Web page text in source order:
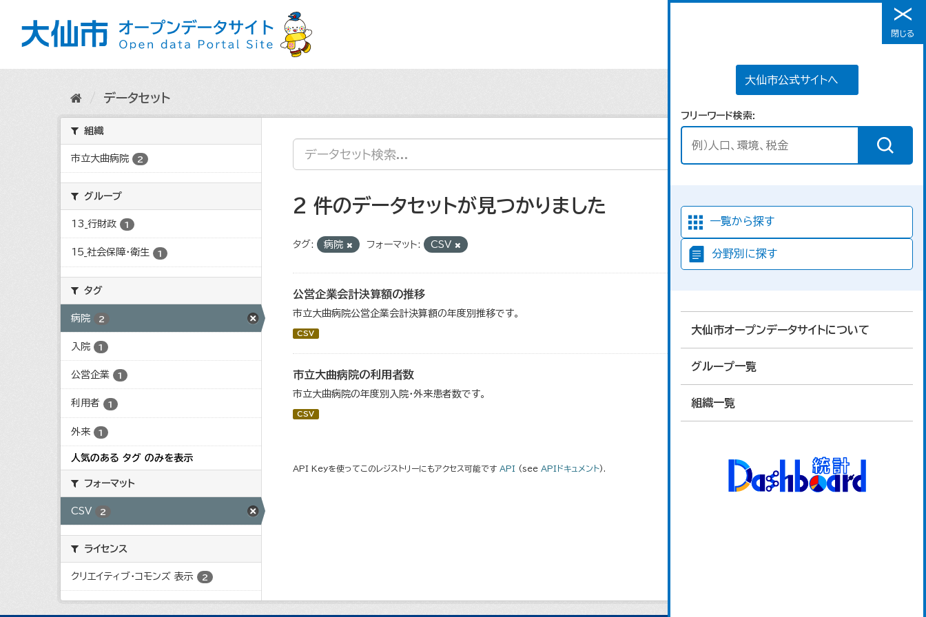
メニュー
大仙市公式サイトへ
フリーワード検索
一覧から探す
分野別に探す
大仙市オープンデータサイトについて
グループ一覧
組織一覧
閉じる
データセット
組織
市立大曲病院 2
グループ
13_行財政 1
15_社会保障・衛生 1
タグ
病院 2
入院 1
公営企業 1
利用者 1
外来 1
人気のある タグ のみを表示
フォーマット
CSV 2
ライセンス
クリエイティブ・コモンズ 表示 2
2 件のデータセットが見つかりました
タグ: 病院 フォーマット: CSV
公営企業会計決算額の推移
市立大曲病院公営企業会計決算額の年度別推移です。
CSV
市立大曲病院の利用者数
市立大曲病院の年度別入院・外来患者数です。
CSV
API Keyを使ってこのレジストリーにもアクセス可能です API (see APIドキュメント).